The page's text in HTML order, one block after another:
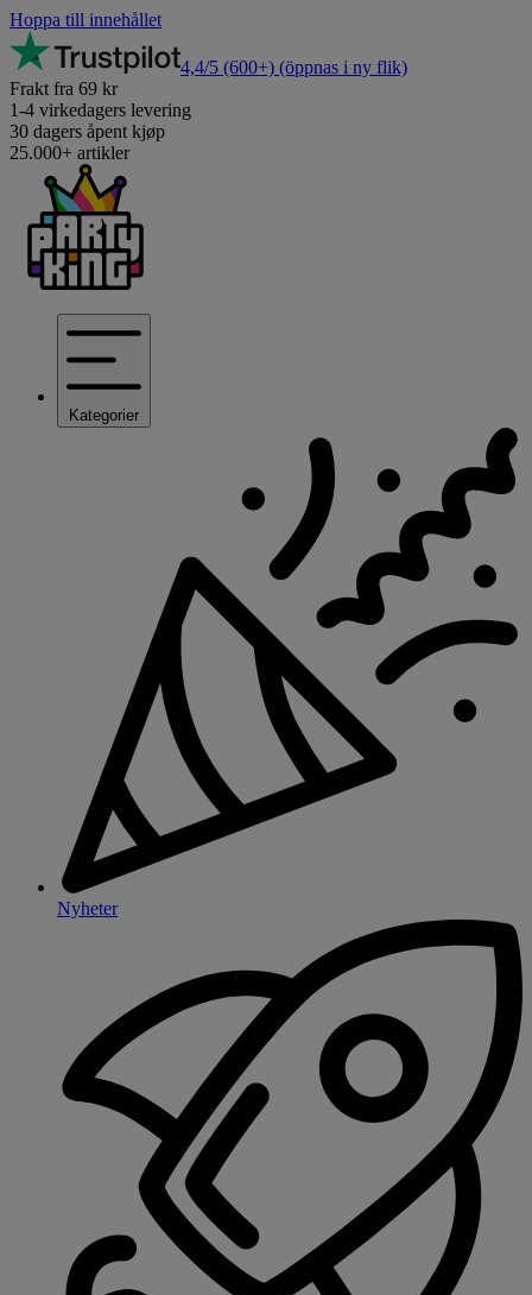
Hoppa till innehållet
4,4/5 (600+) (öppnas i ny flik)
Frakt fra 69 kr
1-4 virkedagers levering
30 dagers åpent kjøp
25.000+ artikler
Kategorier
Nyheter